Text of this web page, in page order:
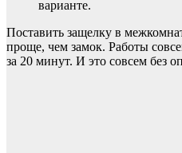
варианте.
Поставить защелку в
проще, чем замок. Работы
за 20 минут. И это совсем без